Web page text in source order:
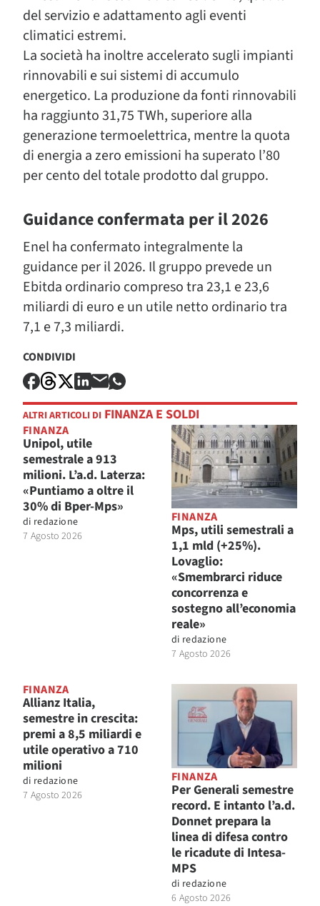
del servizio e adattamento agli eventi
climatici estremi.
La società ha inoltre accelerato sugli impianti
rinnovabili e sui sistemi di accumulo
energetico. La produzione da fonti rinnovabili
ha raggiunto 31,75 TWh, superiore alla
generazione termoelettrica, mentre la quota
di energia a zero emissioni ha superato l’80
per cento del totale prodotto dal gruppo.
Guidance confermata per il 2026
Enel ha confermato integralmente la
guidance per il 2026. Il gruppo prevede un
Ebitda ordinario compreso tra 23,1 e 23,6
miliardi di euro e un utile netto ordinario tra
7,1 e 7,3 miliardi.
CONDIVIDI
ALTRI ARTICOLI DI FINANZA E SOLDI
FINANZA
Unipol, utile
semestrale a 913
milioni. L’a.d. Laterza:
«Puntiamo a oltre il
30% di Bper-Mps»
di redazione
7 Agosto 2026
FINANZA
Mps, utili semestrali a
1,1 mld (+25%).
Lovaglio:
«Smembrarci riduce
concorrenza e
sostegno all’economia
reale»
di redazione
7 Agosto 2026
FINANZA
Allianz Italia,
semestre in crescita:
premi a 8,5 miliardi e
utile operativo a 710
milioni
di redazione
7 Agosto 2026
FINANZA
Per Generali semestre
record. E intanto l’a.d.
Donnet prepara la
linea di difesa contro
le ricadute di Intesa-
MPS
di redazione
6 Agosto 2026